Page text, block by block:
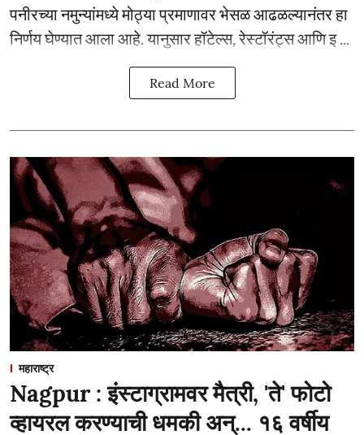
पनीरच्या नमुन्यांमध्ये मोठ्या प्रमाणावर भेसळ आढळल्यानंतर हा
निर्णय घेण्यात आला आहे. यानुसार हॉटेल्स, रेस्टॉरंट्स आणि इ ...
Read More
महाराष्ट्र
Nagpur : इंस्टाग्रामवर मैत्री, 'ते' फोटो
व्हायरल करण्याची धमकी अन्... १६ वर्षीय